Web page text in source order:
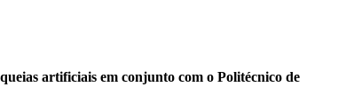
artificiais em conjunto com o Politécnico de